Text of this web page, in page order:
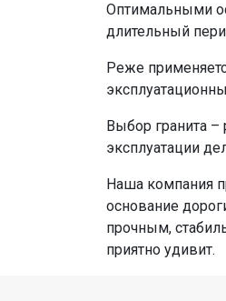
Оптимальными
длительный
Реже
Выбор гранита –
эксплуатации
Наша компания
основание
прочным,
приятно удивит.